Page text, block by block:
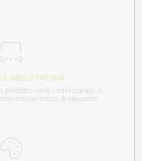
E IMBUSTATURA
prodotto verrà confezionato in
un tocco di eleganza.